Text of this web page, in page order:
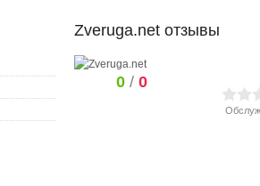
Zveruga.net отзывы
0 /0